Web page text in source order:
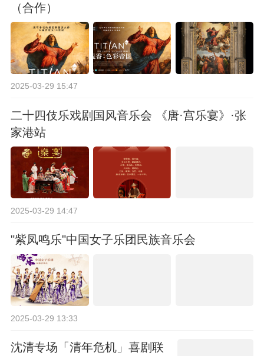
（合作）
2025-03-29 15:47
二十四伎乐戏剧国风音乐会 《唐·宫乐宴》·张
家港站
2025-03-29 14:47
"紫凤鸣乐"中国女子乐团民族音乐会
2025-03-29 13:33
沈清专场「清年危机」喜剧联